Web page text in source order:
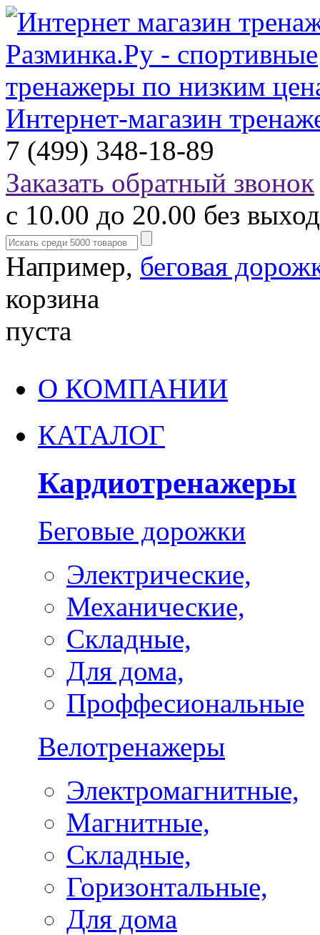
Интернет-магазин
7 (499) 348-18-89
Заказать обратный звонок
с 10.00 до 20.00 без
Например, беговая
корзина
пуста
О КОМПАНИИ
КАТАЛОГ
Кардиотренажеры
Беговые дорожки
Электрические,
Механические,
Складные,
Для дома,
Проффесиональные
Велотренажеры
Электромагнитные,
Магнитные,
Складные,
Горизонтальные,
Для дома